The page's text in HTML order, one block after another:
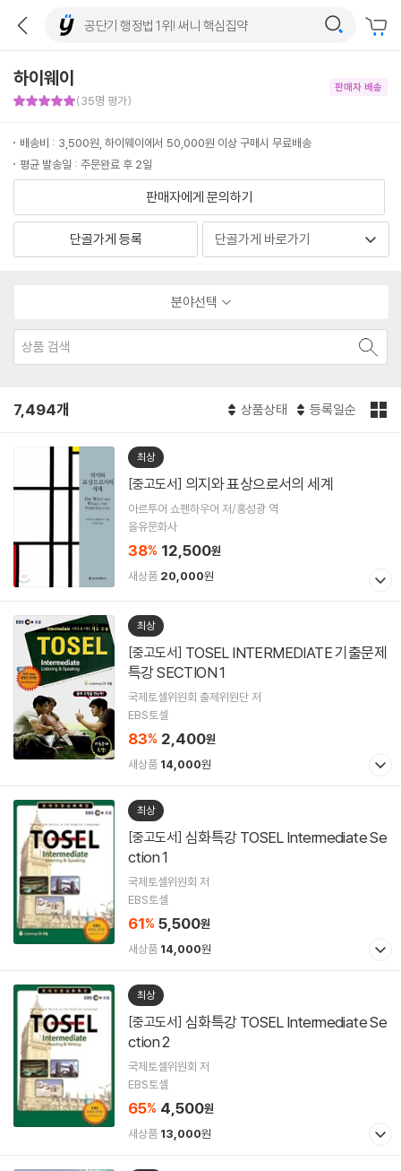
하이웨이
(35명 평가)
판매자 배송
배송비 : 3,500원, 하이웨이에서 50,000원 이상 구매시 무료배송
평균 발송일 : 주문완료 후 2일
판매자에게 문의하기
단골가게 등록
분야선택
7,494개 상품상태 등록일순
최상
[중고도서] 의지와 표상으로서의 세계
아르투어 쇼펜하우어 저/홍성광 역
을유문화사
38% 12,500원
새상품 20,000원
최상
[중고도서]
특강 SECTION 1
국제토셀위원회 출제위원단 저
EBS토셀
83% 2,400원
새상품 14,000원
최상
[중고도서]
ction 1
국제토셀위원회 저
EBS토셀
61% 5,500원
새상품 14,000원
최상
[중고도서]
ction 2
국제토셀위원회 저
EBS토셀
65% 4,500원
새상품 13,000원